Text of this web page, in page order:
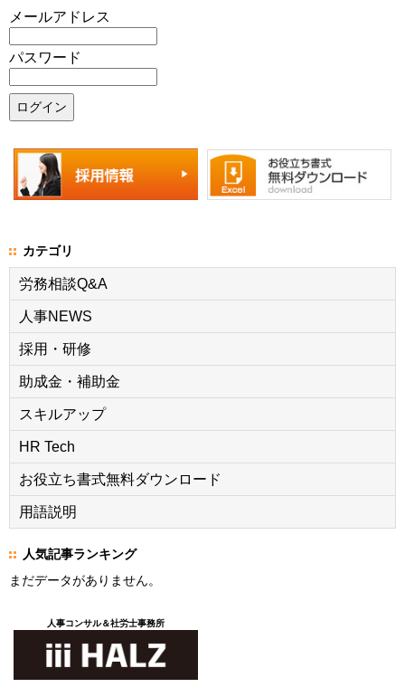
メールアドレス
パスワード
カテゴリ
労務相談Q&A
人事NEWS
採用・研修
助成金・補助金
スキルアップ
HR Tech
お役立ち書式無料ダウンロード
用語説明
人気記事ランキング
まだデータがありません。
人事コンサル＆社労士事務所